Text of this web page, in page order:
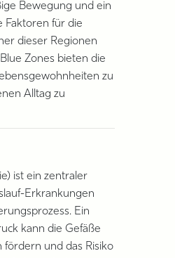
Bewegung und ein
Faktoren für die
dieser Regionen
Zones bieten die
zu
Alltag zu
ist ein zentraler
Erkrankungen
Ein
kann die Gefäße
fördern und das Risiko